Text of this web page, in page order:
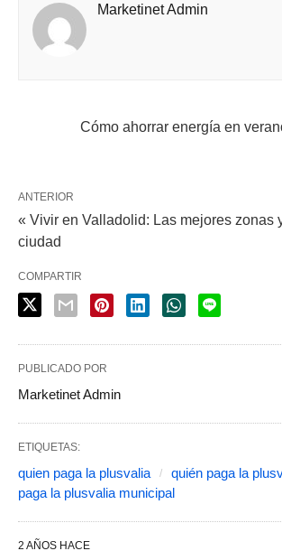
Marketinet Admin
Cómo ahorrar energía en
ANTERIOR
« Vivir en Valladolid: Las mejores zonas
ciudad
COMPARTIR
PUBLICADO POR
Marketinet Admin
ETIQUETAS:
quien paga la plusvalia quién paga la
paga la plusvalia municipal
2 AÑOS HACE